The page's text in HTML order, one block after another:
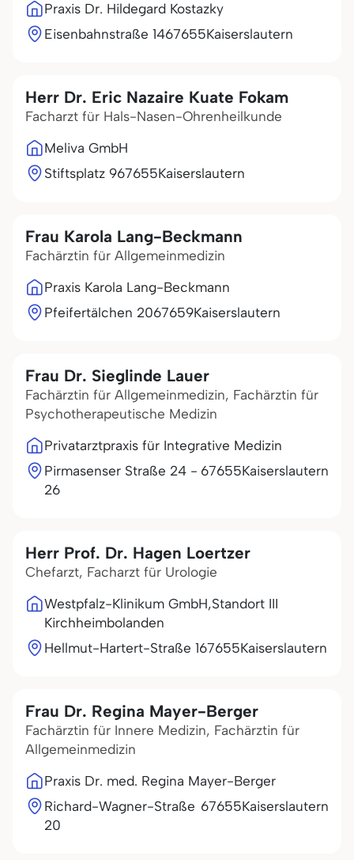
Praxis Dr. Hildegard Kostazky
Eisenbahnstraße 1467655Kaiserslautern
Herr Dr. Eric Nazaire Kuate Fokam
Facharzt für Hals-Nasen-Ohrenheilkunde
Meliva GmbH
Stiftsplatz 967655Kaiserslautern
Frau Karola Lang-Beckmann
Fachärztin für Allgemeinmedizin
Praxis Karola Lang-Beckmann
Pfeifertälchen 2067659Kaiserslautern
Frau Dr. Sieglinde Lauer
Fachärztin für Allgemeinmedizin, Fachärztin für
Psychotherapeutische Medizin
Privatarztpraxis für Integrative Medizin
Pirmasenser Straße 24 -
26
67655Kaiserslautern
Herr Prof. Dr. Hagen Loertzer
Chefarzt, Facharzt für Urologie
Westpfalz-Klinikum GmbH,Standort III
Kirchheimbolanden
Hellmut-Hartert-Straße 167655Kaiserslautern
Frau Dr. Regina Mayer-Berger
Fachärztin für Innere Medizin, Fachärztin für
Allgemeinmedizin
Praxis Dr. med. Regina Mayer-Berger
Richard-Wagner-Straße
20
67655Kaiserslautern